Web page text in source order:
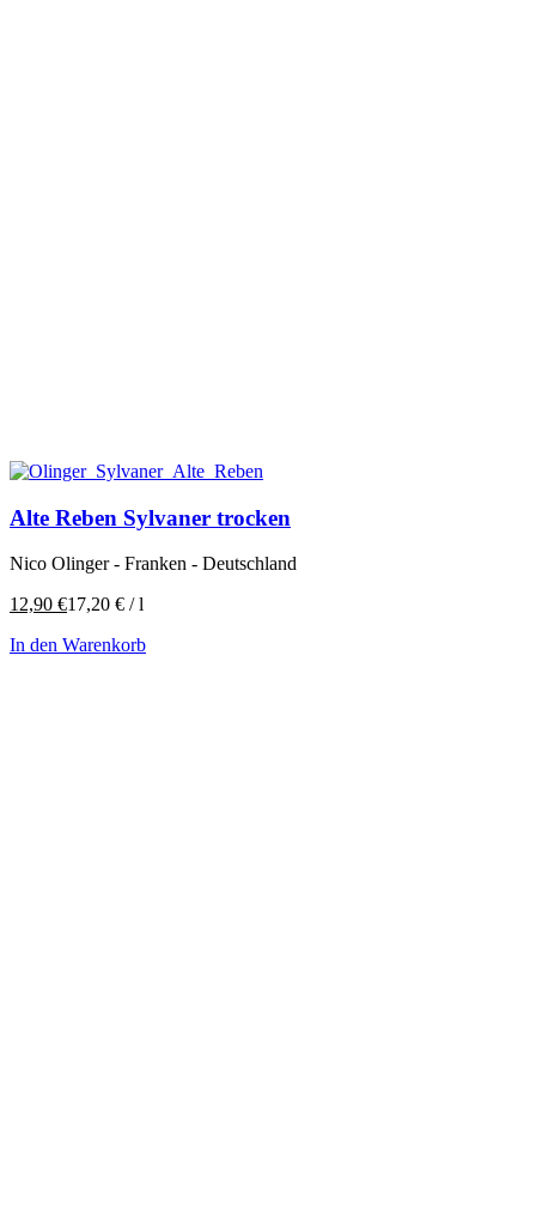
Alte Reben Sylvaner trocken
Nico Olinger - Franken - Deutschland
12,90 €17,20 € /l
In den Warenkorb